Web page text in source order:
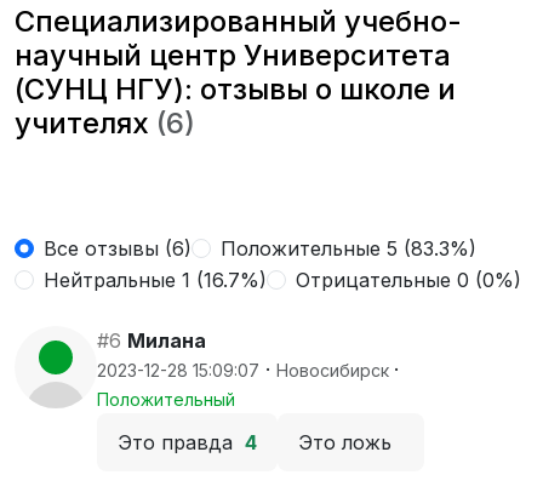
Специализированный учебно-
научный центр Университета
(СУНЦ НГУ): отзывы о школе и
учителях (6)
Все отзывы (6)
Положительные 5 (83.3%)
Нейтральные 1 (16.7%)
Отрицательные 0 (0%)
#6 Милана
2023-12-28 15:09:07 · Новосибирск ·
Положительный
Это правда 4 Это ложь